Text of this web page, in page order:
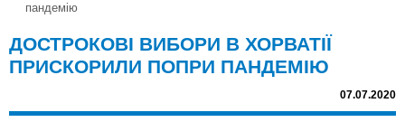
пандемію
ДОСТРОКОВІ ВИБОРИ В ХОРВАТІЇ
ПРИСКОРИЛИ ПОПРИ ПАНДЕМІЮ
07.07.2020